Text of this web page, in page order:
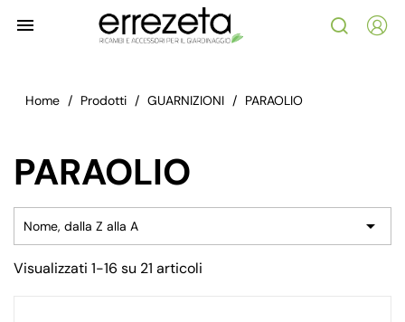

Home Prodotti GUARNIZIONI PARAOLIO
PARAOLIO
Nome, dalla Z alla A 
Visualizzati 1-16 su 21 articoli